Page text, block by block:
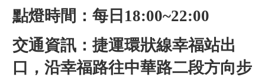
點燈時間：每日18:00~22:00
交通資訊：捷運環狀線幸福站出
口，沿幸福路往中華路二段方向步